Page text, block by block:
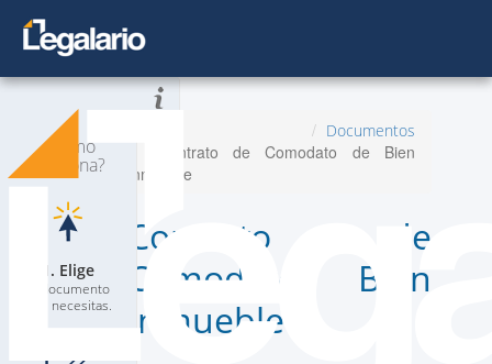
Todos los Documentos
Planes Nuevo
Contacta a un Abogado
¿Cómo
funciona?
1. Elige
El documento
que necesitas.
Documentos
Contrato de Comodato de Bien
Inmueble
Contrato de
Comodato Bien
Inmueble